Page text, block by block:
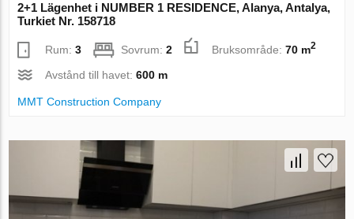
2+1 Lägenhet i NUMBER 1 RESIDENCE, Alanya, Antalya,
Turkiet Nr. 158718
Rum:3 Sovrum:2 Bruksområde:70 m2
Avstånd till havet:600 m
MMT Construction Company